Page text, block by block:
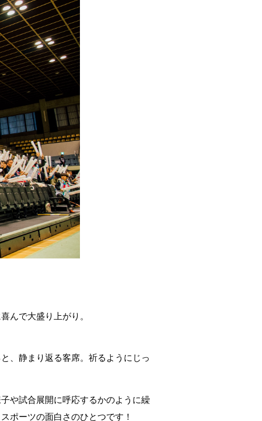
んで大盛り上がり。
、静まり返る客席。祈るようにじっ
や試合展開に呼応するかのように繰
ポーツの面白さのひとつです！